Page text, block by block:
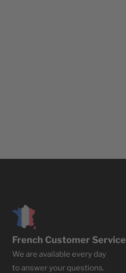
French Customer Service
We are available every day
to answer your questions.